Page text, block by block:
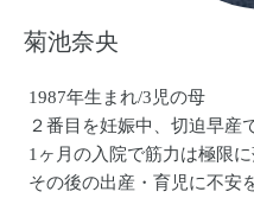
菊池奈央
1987年生まれ/3児の母
２番目を妊娠中、切迫早産
1ヶ月の入院で筋力は極限に
その後の出産・育児に不安